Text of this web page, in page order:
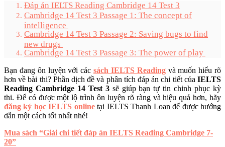
Đáp án IELTS Reading Cambridge 14 Test 3
Cambridge 14 Test 3 Passage 1: The concept of
intelligence
Cambridge 14 Test 3 Passage 2: Saving bugs to find
new drugs
Cambridge 14 Test 3 Passage 3: The power of play
Bạn đang ôn luyện với các sách IELTS Readingvà muốn hiểu rõ
hơn về bài thi? Phần dịch đề và phân tích đáp án chi tiết của IELTS
Reading Cambridge 14 Test 3sẽ giúp bạn tự tin chinh phục kỳ
thi. Để có được một lộ trình ôn luyện rõ ràng và hiệu quả hơn, hãy
đăng ký học IELTS onlinetại IELTS Thanh Loan để được hướng
dẫn một cách tốt nhất nhé!
Mua sách “Giải chi tiết đáp án IELTS Reading Cambridge 7-
20”